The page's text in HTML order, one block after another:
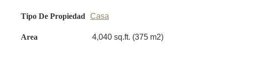
Tipo De Propiedad Casa
Area 4,040 sq.ft. (375 m2)